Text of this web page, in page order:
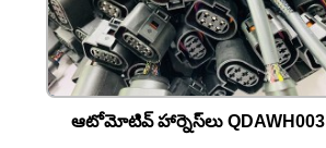
ఆటోమోటివ్ హార్నెస్‌లు QDAWH003